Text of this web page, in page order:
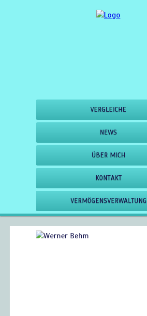
VERGLEICHE
NEWS
ÜBER MICH
KONTAKT
VERMÖGENSVERWALTUNG